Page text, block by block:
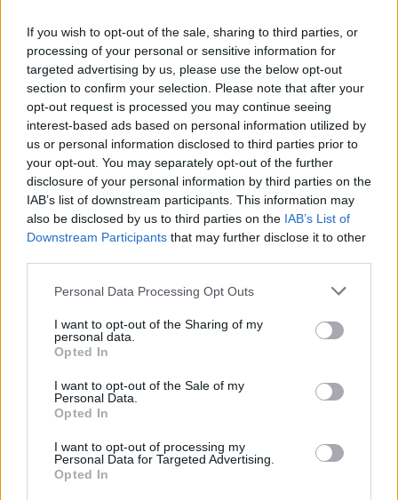
If you wish to opt-out of the sale, sharing to third parties, or
processing of your personal or sensitive information for
targeted advertising by us, please use the below opt-out
section to confirm your selection. Please note that after your
opt-out request is processed you may continue seeing
interest-based ads based on personal information utilized by
us or personal information disclosed to third parties prior to
your opt-out. You may separately opt-out of the further
disclosure of your personal information by third parties on the
IAB’s list of downstream participants. This information may
also be disclosed by us to third parties on the IAB’s List of
Downstream Participants that may further disclose it to other
Please note that this website/app uses one or more Google
not limited to your visit or usage behaviour. You may click to
grant or deny consent to Google and its third-party tags to
use your data for below specified purposes in below Google
consent section.
Personal Data Processing Opt Outs
I want to opt-out of the Sharing of my
personal data.
Opted In
I want to opt-out of the Sale of my
Personal Data.
Opted In
I want to opt-out of processing my
Personal Data for Targeted Advertising.
Opted In
February 13, 2018
Lustigste Fehlübersetzungen in Freunden, Teil 2